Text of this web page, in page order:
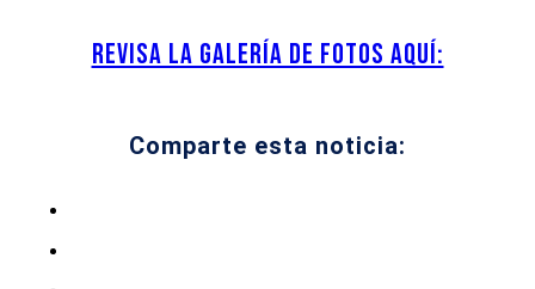
Revisa la galería de fotos aquí:
Comparte esta noticia: